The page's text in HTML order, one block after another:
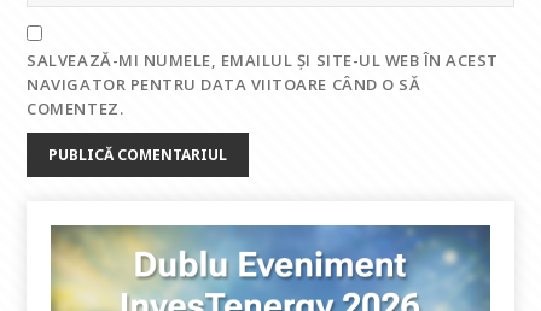
SALVEAZĂ-MI NUMELE, EMAILUL ȘI SITE-UL WEB ÎN ACEST
NAVIGATOR PENTRU DATA VIITOARE CÂND O SĂ
COMENTEZ.